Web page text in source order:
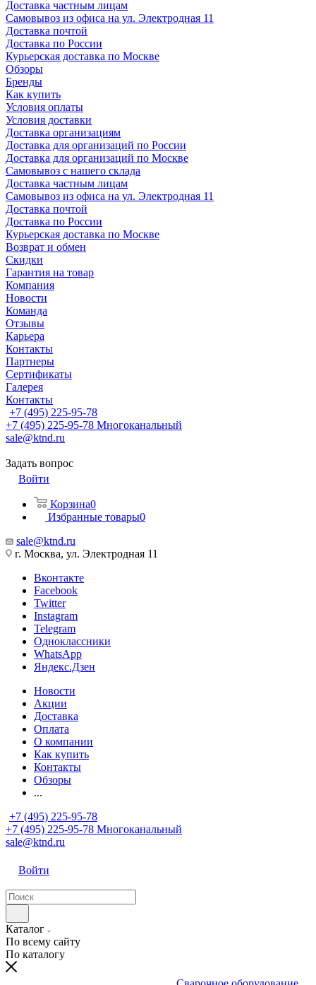
Доставка частным лицам
Самовывоз из офиса на ул. Электродная 11
Доставка почтой
Доставка по России
Курьерская доставка по Москве
Обзоры
Бренды
Как купить
Условия оплаты
Условия доставки
Доставка организациям
Доставка для организаций по России
Доставка для организаций по Москве
Самовывоз с нашего склада
Доставка частным лицам
Самовывоз из офиса на ул. Электродная 11
Доставка почтой
Доставка по России
Курьерская доставка по Москве
Возврат и обмен
Скидки
Гарантия на товар
Компания
Новости
Команда
Отзывы
Карьера
Контакты
Партнеры
Сертификаты
Галерея
Контакты
+7 (495) 225-95-78
+7 (495) 225-95-78 Многоканальный
sale@ktnd.ru
Задать вопрос
Войти
Корзина0
Избранные товары0
sale@ktnd.ru
г. Москва, ул. Электродная 11
Вконтакте
Facebook
Twitter
Instagram
Telegram
Одноклассники
WhatsApp
Яндекс.Дзен
Новости
Акции
Доставка
Оплата
О компании
Как купить
Контакты
Обзоры
...
+7 (495) 225-95-78
+7 (495) 225-95-78 Многоканальный
sale@ktnd.ru
Войти
Каталог
По всему сайту
По каталогу